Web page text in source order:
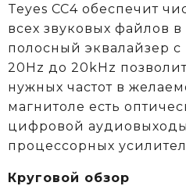
Teyes CC4 обеспечит
всех звуковых файлов в
полосный эквалайзер с
20Hz до 20kHz
нужных частот в
магнитоле есть
цифровой
процессорных
Круговой обзор